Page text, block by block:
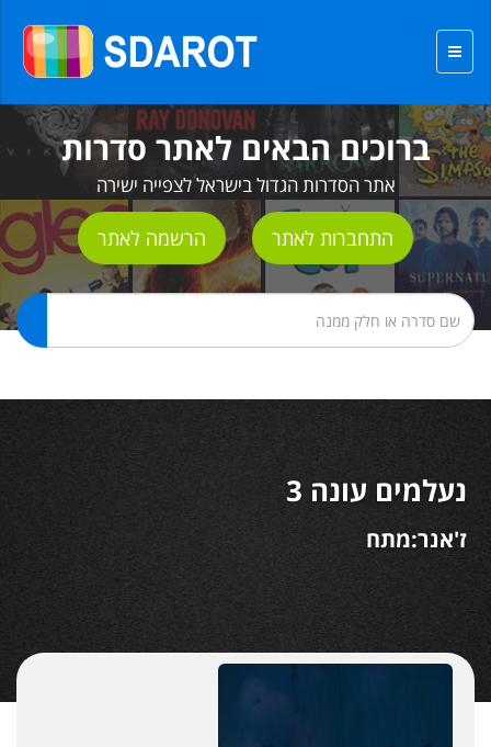
ברוכים הבאים לאתר סדרות
אתר הסדרות הגדול בישראל לצפייה ישירה
התחברות לאתר הרשמה לאתר
נעלמים עונה 3
ז'אנר:מתח